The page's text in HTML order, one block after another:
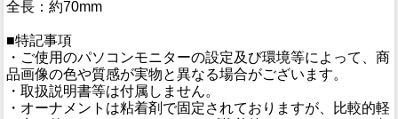
全長：約70mm
■特記事項
・ご使用のパソコンモニターの設定及び環境等によって、商
品画像の色や質感が実物と異なる場合がございます。
・取扱説明書等は付属しません。
・オーナメントは粘着剤で固定されておりますが、比較的軽